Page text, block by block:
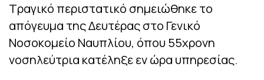
Τραγικό περιστατικό σημειώθηκε το
απόγευμα της Δευτέρας στο Γενικό
Νοσοκομείο Ναυπλίου, όπου 55χρονη
νοσηλεύτρια κατέληξε εν ώρα υπηρεσίας.